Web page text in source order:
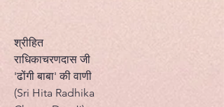
श्रीहित
राधिकाचरणदास जी
'ढोंगी बाबा' की वाणी
(Sri Hita Radhika